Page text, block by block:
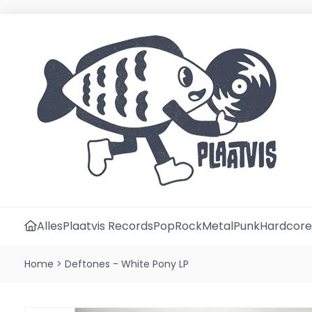
AllesPlaatvis RecordsPopRockMetalPunkHardcore
Home > Deftones - White Pony LP